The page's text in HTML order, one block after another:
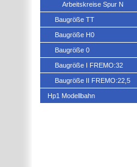
Arbeitskreise Spur N
Baugröße TT
Baugröße H0
Baugröße 0
Baugröße I FREMO:32
Baugröße II FREMO:22,5
Hp1 Modellbahn